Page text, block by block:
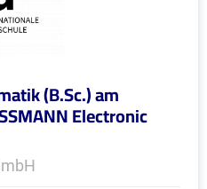
(B.Sc.) am
Electronic